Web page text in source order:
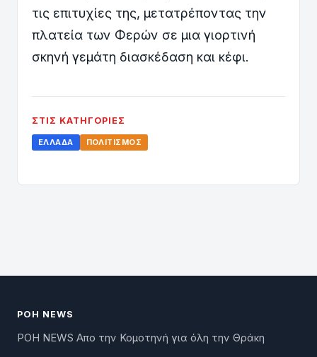
τις επιτυχίες της, μετατρέποντας την
πλατεία των Φερών σε μια γιορτινή
σκηνή γεμάτη διασκέδαση και κέφι.
ΣΤΙΣ ΚΑΤΗΓΟΡΊΕΣ
ΕΛΛΆΔΑ ΠΟΛΙΤΙΣΜΌΣ
ΡΟΗ NEWS
ΡΟΗ NEWS Απο την Κομοτηνή για όλη την Θράκη